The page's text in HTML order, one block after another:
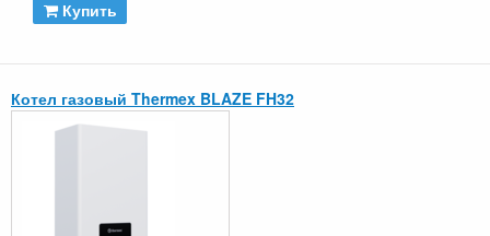
Купить
Котел газовый Thermex BLAZE FH32